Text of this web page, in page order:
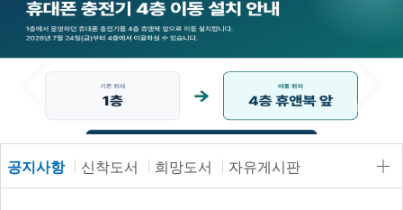
2 / 4
공지사항 신착도서 희망도서 자유게시판